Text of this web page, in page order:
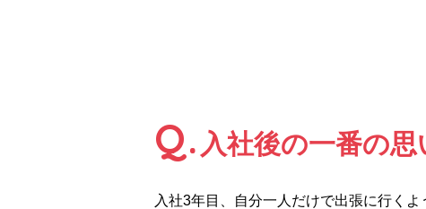
Q. 入社後の一番の思
入社3年目、自分一人だけで出張に行く